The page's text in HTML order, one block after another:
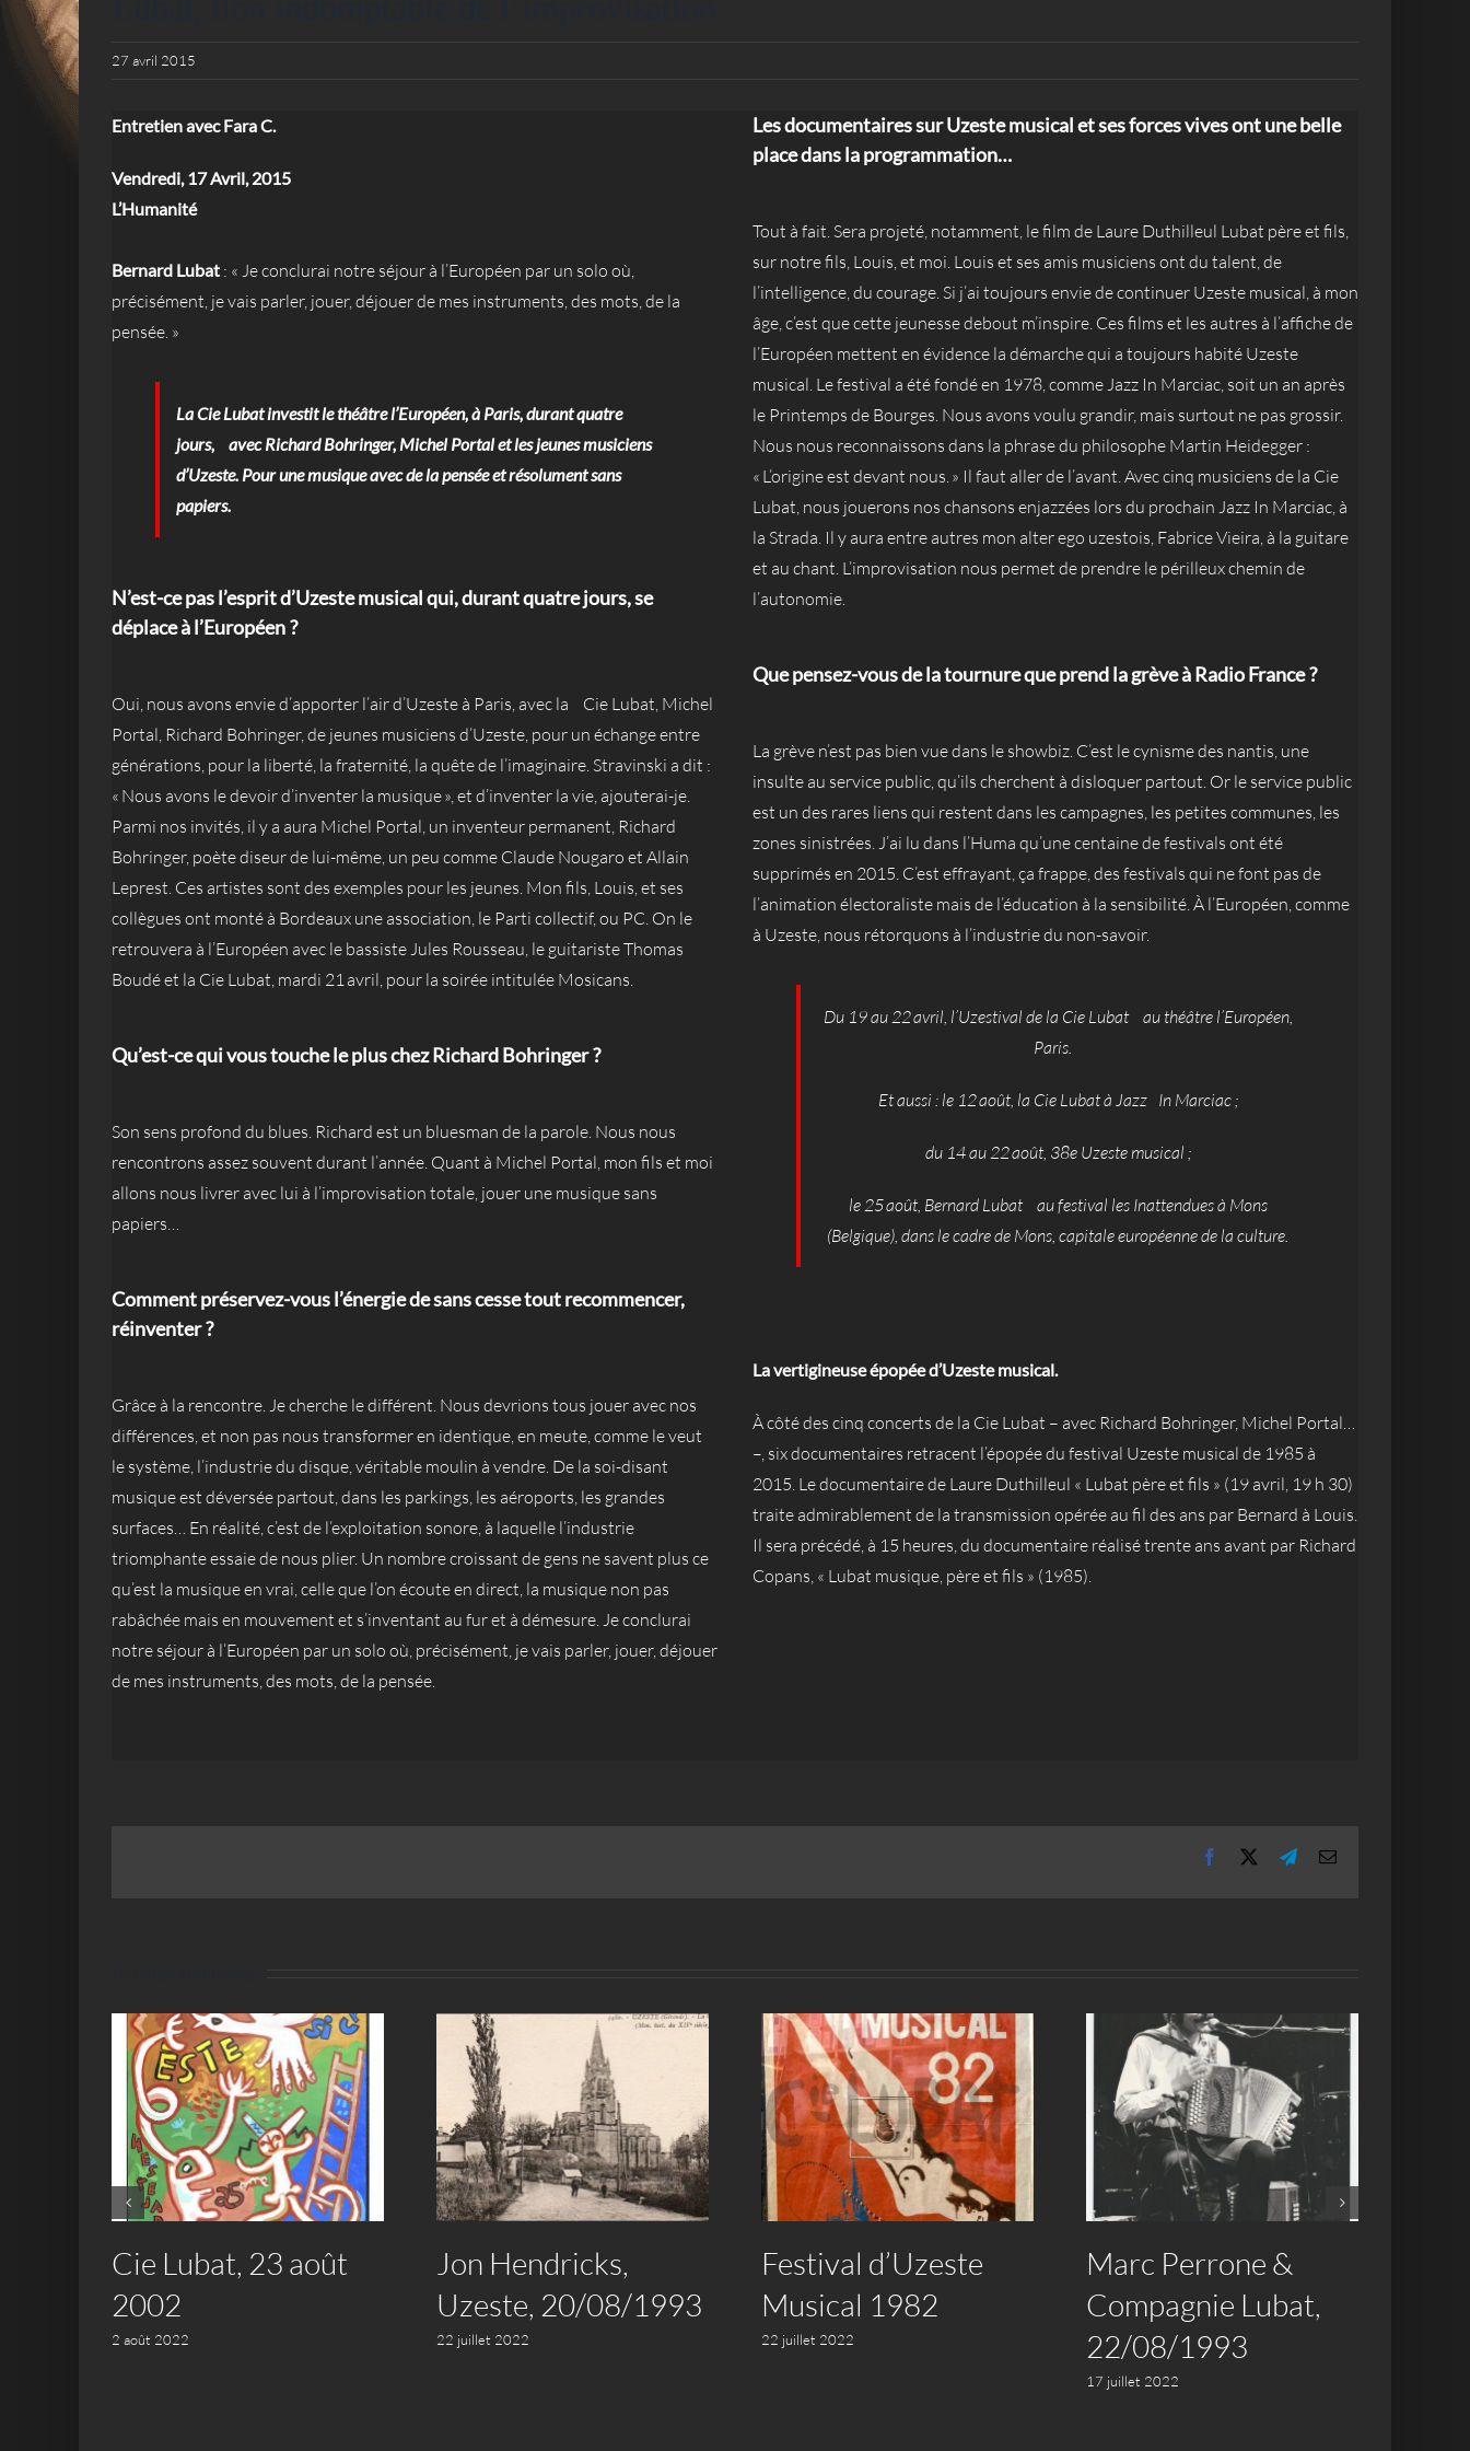
27 avril 2015
Entretien avec Fara C.
Vendredi, 17 Avril, 2015
L’Humanité
Bernard Lubat: « Je conclurai notre séjour à l’Européen par un solo où,
précisément, je vais parler, jouer, déjouer de mes instruments, des mots, de la
pensée. »
La Cie Lubat investit le théâtre l’Européen, à Paris, durant quatre
jours, avec Richard Bohringer, Michel Portal et les jeunes musiciens
d’Uzeste. Pour une musique avec de la pensée et résolument sans
papiers.
N’est-ce pas l’esprit d’Uzeste musical qui, durant quatre jours, se
déplace à l’Européen ?
Oui, nous avons envie d’apporter l’air d’Uzeste à Paris, avec la Cie Lubat, Michel
Portal, Richard Bohringer, de jeunes musiciens d’Uzeste, pour un échange entre
générations, pour la liberté, la fraternité, la quête de l’imaginaire. Stravinski a dit :
« Nous avons le devoir d’inventer la musique », et d’inventer la vie, ajouterai-je.
Parmi nos invités, il y a aura Michel Portal, un inventeur permanent, Richard
Bohringer, poète diseur de lui-même, un peu comme Claude Nougaro et Allain
Leprest. Ces artistes sont des exemples pour les jeunes. Mon fils, Louis, et ses
collègues ont monté à Bordeaux une association, le Parti collectif, ou PC. On le
retrouvera à l’Européen avec le bassiste Jules Rousseau, le guitariste Thomas
Boudé et la Cie Lubat, mardi 21 avril, pour la soirée intitulée Mosicans.
Qu’est-ce qui vous touche le plus chez Richard Bohringer ?
Son sens profond du blues. Richard est un bluesman de la parole. Nous nous
rencontrons assez souvent durant l’année. Quant à Michel Portal, mon fils et moi
allons nous livrer avec lui à l’improvisation totale, jouer une musique sans
papiers…
Comment préservez-vous l’énergie de sans cesse tout recommencer,
réinventer ?
Grâce à la rencontre. Je cherche le différent. Nous devrions tous jouer avec nos
différences, et non pas nous transformer en identique, en meute, comme le veut
le système, l’industrie du disque, véritable moulin à vendre. De la soi-disant
musique est déversée partout, dans les parkings, les aéroports, les grandes
surfaces… En réalité, c’est de l’exploitation sonore, à laquelle l’industrie
triomphante essaie de nous plier. Un nombre croissant de gens ne savent plus ce
qu’est la musique en vrai, celle que l’on écoute en direct, la musique non pas
rabâchée mais en mouvement et s’inventant au fur et à démesure. Je conclurai
notre séjour à l’Européen par un solo où, précisément, je vais parler, jouer, déjouer
de mes instruments, des mots, de la pensée.
Les documentaires sur Uzeste musical et ses forces vives ont une belle
place dans la programmation…
Tout à fait. Sera projeté, notamment, le film de Laure Duthilleul Lubat père et fils,
sur notre fils, Louis, et moi. Louis et ses amis musiciens ont du talent, de
l’intelligence, du courage. Si j’ai toujours envie de continuer Uzeste musical, à mon
âge, c’est que cette jeunesse debout m’inspire. Ces films et les autres à l’affiche de
l’Européen mettent en évidence la démarche qui a toujours habité Uzeste
musical. Le festival a été fondé en 1978, comme Jazz In Marciac, soit un an après
le Printemps de Bourges. Nous avons voulu grandir, mais surtout ne pas grossir.
Nous nous reconnaissons dans la phrase du philosophe Martin Heidegger :
« L’origine est devant nous. » Il faut aller de l’avant. Avec cinq musiciens de la Cie
Lubat, nous jouerons nos chansons enjazzées lors du prochain Jazz In Marciac, à
la Strada. Il y aura entre autres mon alter ego uzestois, Fabrice Vieira, à la guitare
et au chant. L’improvisation nous permet de prendre le périlleux chemin de
l’autonomie.
Que pensez-vous de la tournure que prend la grève à Radio France ?
La grève n’est pas bien vue dans le showbiz. C’est le cynisme des nantis, une
insulte au service public, qu’ils cherchent à disloquer partout. Or le service public
est un des rares liens qui restent dans les campagnes, les petites communes, les
zones sinistrées. J’ai lu dans l’Huma qu’une centaine de festivals ont été
supprimés en 2015. C’est effrayant, ça frappe, des festivals qui ne font pas de
l’animation électoraliste mais de l’éducation à la sensibilité. À l’Européen, comme
à Uzeste, nous rétorquons à l’industrie du non-savoir.
Du 19 au 22 avril, l’Uzestival de la Cie Lubat au théâtre l’Européen,
Paris.
Et aussi : le 12 août, la Cie Lubat à Jazz In Marciac ;
du 14 au 22 août, 38e Uzeste musical ;
le 25 août, Bernard Lubat au festival les Inattendues à Mons
(Belgique), dans le cadre de Mons, capitale européenne de la culture.
La vertigineuse épopée d’Uzeste musical.
À côté des cinq concerts de la Cie Lubat – avec Richard Bohringer, Michel Portal…
–, six documentaires retracent l’épopée du festival Uzeste musical de 1985 à
2015. Le documentaire de Laure Duthilleul « Lubat père et fils » (19 avril, 19 h 30)
traite admirablement de la transmission opérée au fil des ans par Bernard à Louis.
Il sera précédé, à 15 heures, du documentaire réalisé trente ans avant par Richard
Copans, « Lubat musique, père et fils » (1985).
Facebook TelegramEmail
Cie Lubat, 23 août
2002
2 août 2022
Jon Hendricks,
Uzeste, 20/08/1993
22 juillet 2022
Festival d’Uzeste
Musical 1982
22 juillet 2022
Marc Perrone &
Compagnie Lubat,
22/08/1993
17 juillet 2022